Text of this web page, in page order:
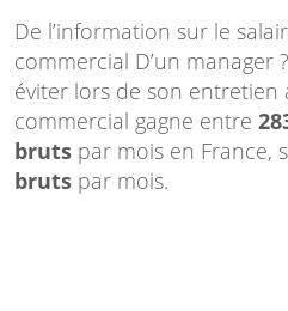
De l’information sur le
commercial D’un manager
éviter lors de son entretien
commercial gagne entre
bruts par mois en France,
bruts par mois.